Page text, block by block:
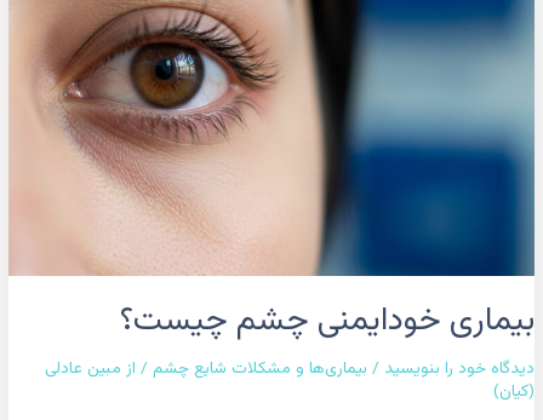
بیماری خودایمنی چشم چیست؟
دیدگاه‌ خود را بنویسید / بیماری‌ها و مشکلات شایع چشم / از مبین عادلی
(کیان)